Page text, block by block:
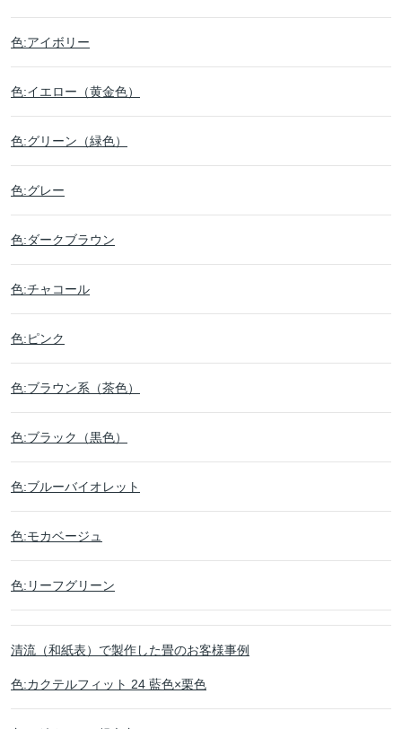
色:アイボリー
色:イエロー（黄金色）
色:グリーン（緑色）
色:グレー
色:ダークブラウン
色:チャコール
色:ピンク
色:ブラウン系（茶色）
色:ブラック（黒色）
色:ブルーバイオレット
色:モカベージュ
色:リーフグリーン
清流（和紙表）で製作した畳のお客様事例
色:カクテルフィット 24 藍色×栗色